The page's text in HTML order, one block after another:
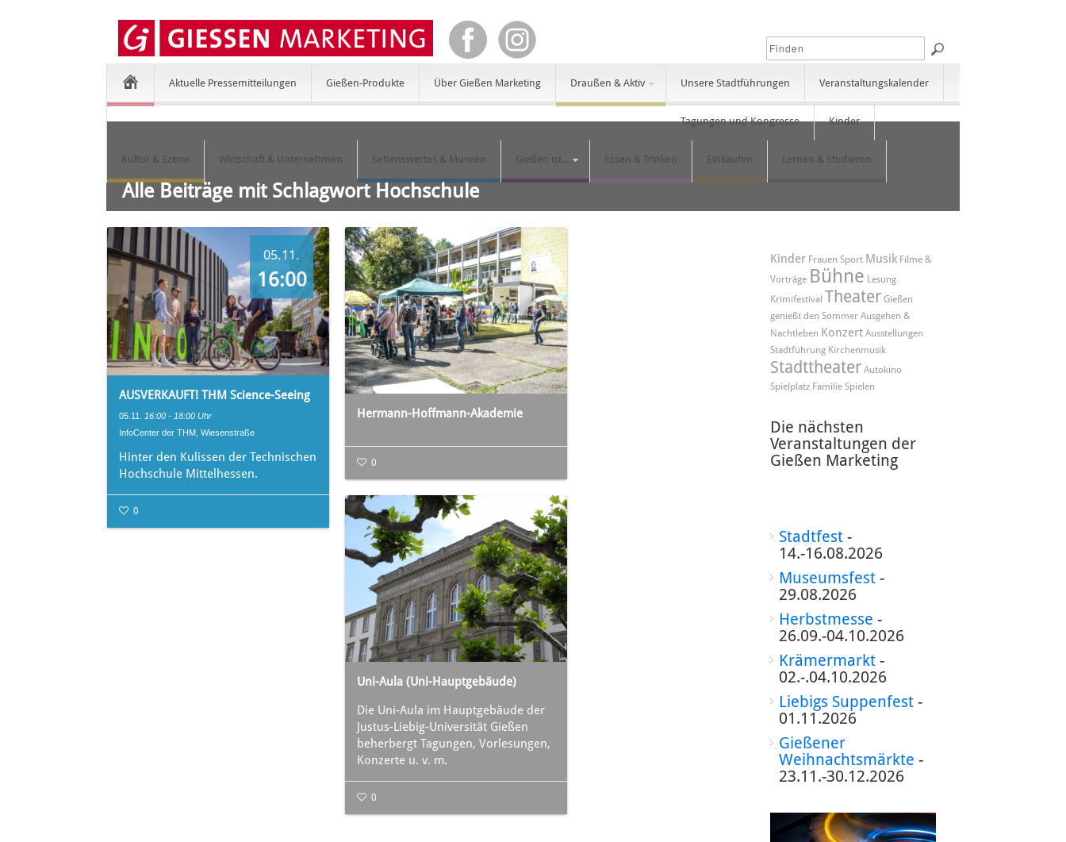
Aktuelle Pressemitteilungen Gießen-Produkte Über Gießen Marketing Draußen & Aktiv Unsere Stadtführungen Veranstaltungskalender
Tagungen und Kongresse Kinder
Kultur & Szene Wirtschaft & Unternehmen Sehenswertes & Museen Gießen ist... Essen & Trinken Einkaufen Lernen & Studieren
Alle Beiträge mit Schlagwort Hochschule
05.11.
16:00
AUSVERKAUFT! THM Science-Seeing
05.11. 16:00 - 18:00 Uhr
InfoCenter der THM, Wiesenstraße
Hinter den Kulissen der Technischen
Hochschule Mittelhessen.
0
Hermann-Hoffmann-Akademie
0
Uni-Aula (Uni-Hauptgebäude)
Die Uni-Aula im Hauptgebäude der
Justus-Liebig-Universität Gießen
beherbergt Tagungen, Vorlesungen,
Konzerte u. v. m.
0
Kinder Frauen Sport Musik Filme &
Vorträge Bühne Lesung
Krimifestival Theater Gießen
genießt den Sommer Ausgehen &
Nachtleben Konzert Ausstellungen
Stadtführung Kirchenmusik
Stadttheater Autokino
Spielplatz Familie Spielen
Die nächsten
Veranstaltungen der
Gießen Marketing
Stadtfest-
14.-16.08.2026
Museumsfest-
29.08.2026
Herbstmesse -
26.09.-04.10.2026
Krämermarkt-
02.-.04.10.2026
Liebigs Suppenfest-
01.11.2026
Gießener
Weihnachtsmärkte -
23.11.-30.12.2026